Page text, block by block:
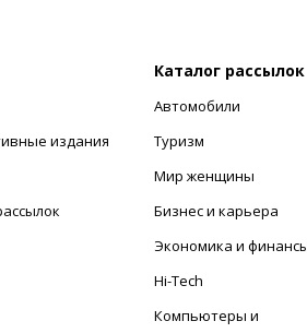
издания
Каталог рассылок
Автомобили
Туризм
Мир женщины
Бизнес и карьера
Экономика и
Hi-Tech
Компьютеры и